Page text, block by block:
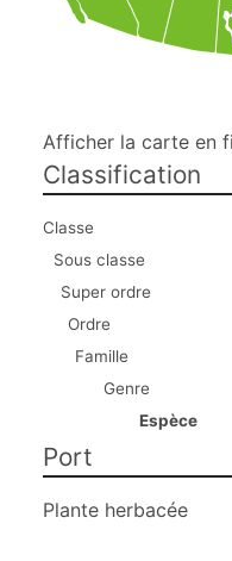
Afficher la carte en
Classification
Classe
Sous classe
Super ordre
Ordre
Famille
Genre
Espèce
Port
Plante herbacée